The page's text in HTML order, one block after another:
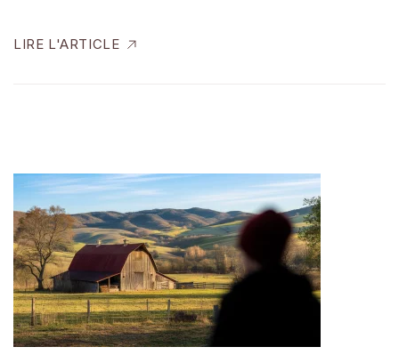
LIRE L'ARTICLE